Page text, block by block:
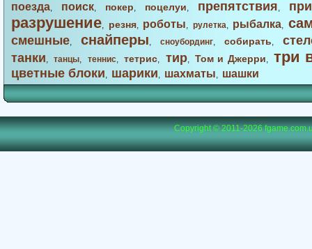
поезда, поиск, покер, поцелуи, препятствия,
разрушение, резня, роботы, рулетка, рыбалка,
смешные, снайперы, сноубординг, собирать,
танки,танцы, теннис,тетрис, тир,Том и Джерри, три
цветные блоки, шарики, шахматы, шашки
Copyright © 2011-2026